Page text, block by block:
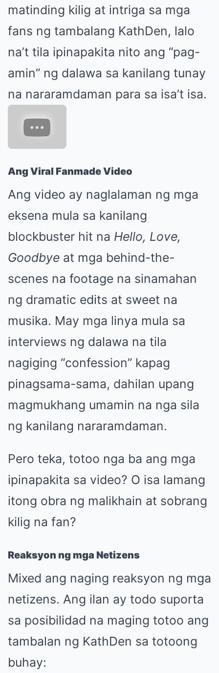
matinding kilig at intriga sa mga
fans ng tambalang KathDen, lalo
na’t tila ipinapakita nito ang “pag-
amin” ng dalawa sa kanilang tunay
na nararamdaman para sa isa’t isa.
Ang Viral Fanmade Video
Ang video ay naglalaman ng mga
eksena mula sa kanilang
blockbuster hit na Hello, Love,
Goodbye at mga behind-the-
scenes na footage na sinamahan
ng dramatic edits at sweet na
musika. May mga linya mula sa
interviews ng dalawa na tila
nagiging “confession” kapag
pinagsama-sama, dahilan upang
magmukhang umamin na nga sila
ng kanilang nararamdaman.
Pero teka, totoo nga ba ang mga
ipinapakita sa video? O isa lamang
itong obra ng malikhain at sobrang
kilig na fan?
Reaksyon ng mga Netizens
Mixed ang naging reaksyon ng mga
netizens. Ang ilan ay todo suporta
sa posibilidad na maging totoo ang
tambalan ng KathDen sa totoong
buhay: